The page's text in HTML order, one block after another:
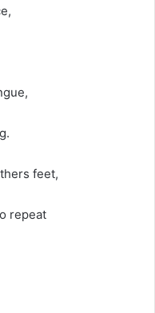
feet,
repeat